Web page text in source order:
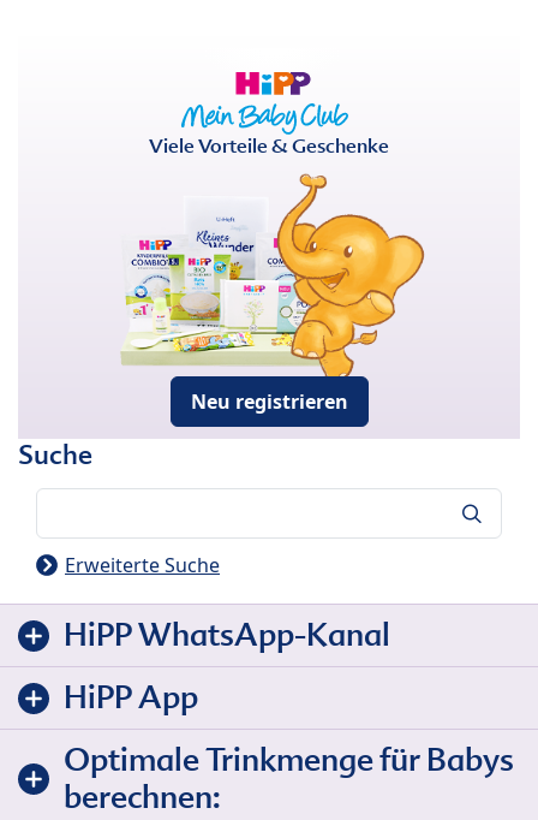
Viele Vorteile & Geschenke
Neu registrieren
Suche
Erweiterte Suche
HiPP WhatsApp-Kanal
HiPP App
Optimale Trinkmenge für Babys
berechnen: